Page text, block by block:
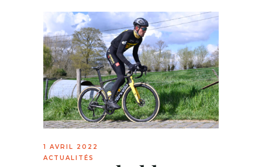
1 AVRIL 2022
ACTUALITÉS